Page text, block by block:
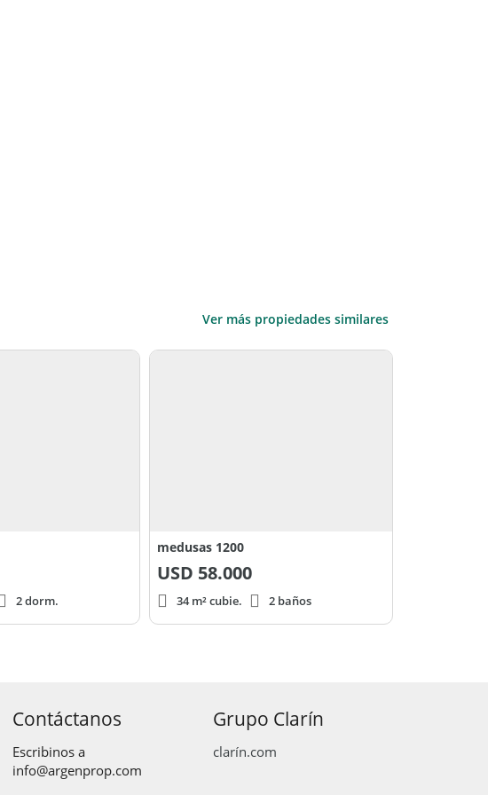
Ver más propiedades similares
2 dorm.
medusas 1200
USD 58.000
34 m² cubie. 2 baños
Contáctanos
Escribinos a
info@argenprop.com
Grupo Clarín
clarín.com